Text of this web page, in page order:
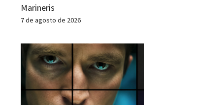
Marineris
7 de agosto de 2026